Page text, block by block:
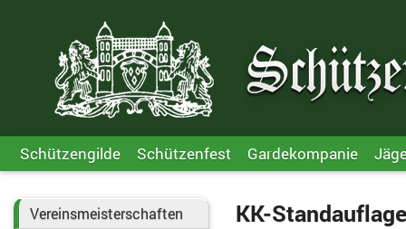
Schützengilde Schützenfest Gardekompanie
KK-
Vereinsmeisterschaften